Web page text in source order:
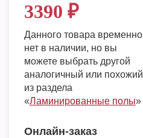
3390 ₽
Данного товара временно
нет в наличии, но вы
можете выбрать другой
аналогичный или похожий
из раздела
«Ламинированные полы»
Онлайн-заказ